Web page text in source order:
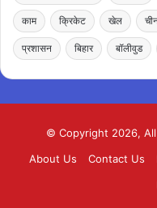
काम क्रिकेट खेल
प्रशासन बिहार बॉलीवुड
© Copyright 2026,
About Us
Contact Us